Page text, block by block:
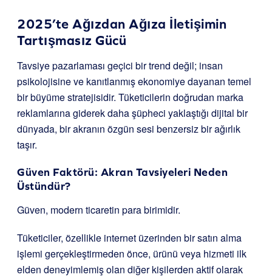
2025’te Ağızdan Ağıza İletişimin
Tartışmasız Gücü
Tavsiye pazarlaması geçici bir trend değil; insan
psikolojisine ve kanıtlanmış ekonomiye dayanan temel
bir büyüme stratejisidir. Tüketicilerin doğrudan marka
reklamlarına giderek daha şüpheci yaklaştığı dijital bir
dünyada, bir akranın özgün sesi benzersiz bir ağırlık
taşır.
Güven Faktörü: Akran Tavsiyeleri Neden
Üstündür?
Güven, modern ticaretin para birimidir.
Tüketiciler, özellikle internet üzerinden bir satın alma
işlemi gerçekleştirmeden önce, ürünü veya hizmeti ilk
elden deneyimlemiş olan diğer kişilerden aktif olarak